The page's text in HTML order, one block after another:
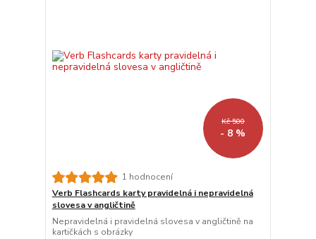
Kč 500
- 8 %
1 hodnocení
Verb Flashcards karty pravidelná i nepravidelná
slovesa v angličtině
Nepravidelná i pravidelná slovesa v angličtině na
kartičkách s obrázky